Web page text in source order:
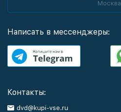
Москва
Написать в мессенджеры:
Контакты:
dvd@kupi-vse.ru